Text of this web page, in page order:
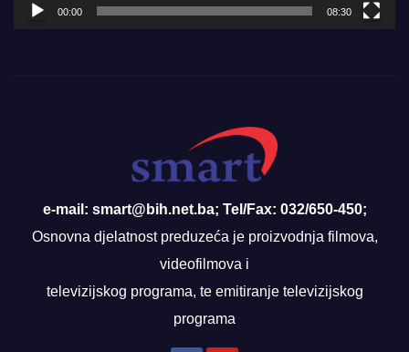
00:00 08:30
e-mail: smart@bih.net.ba; Tel/Fax: 032/650-450;
Osnovna djelatnost preduzeća je proizvodnja filmova,
videofilmova i
televizijskog programa, te emitiranje televizijskog
programa